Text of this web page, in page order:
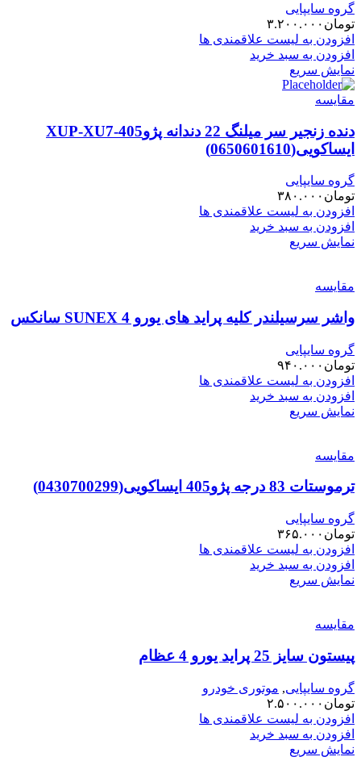
گروه سایپایی
تومان ۳.۲۰۰.۰۰۰
افزودن به لیست علاقمندی ها
افزودن به سبد خرید
نمایش سریع
مقایسه
دنده زنجیر سر میلنگ 22 دندانه پژوXUP-XU7-405
ایساکویی(0650601610)
گروه سایپایی
تومان ۳۸۰.۰۰۰
افزودن به لیست علاقمندی ها
افزودن به سبد خرید
نمایش سریع
مقایسه
واشر سرسیلندر کلیه پراید های یورو 4 SUNEX سانکس
گروه سایپایی
تومان ۹۴۰.۰۰۰
افزودن به لیست علاقمندی ها
افزودن به سبد خرید
نمایش سریع
مقایسه
ترموستات 83 درجه پژو405 ایساکویی(0430700299)
گروه سایپایی
تومان ۳۶۵.۰۰۰
افزودن به لیست علاقمندی ها
افزودن به سبد خرید
نمایش سریع
مقایسه
پیستون سایز 25 پراید یورو 4 عظام
گروه سایپایی, موتوری خودرو
تومان ۲.۵۰۰.۰۰۰
افزودن به لیست علاقمندی ها
افزودن به سبد خرید
نمایش سریع